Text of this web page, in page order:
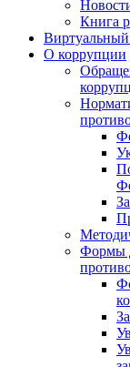
Книга
Виртуальный
О коррупции
Формы